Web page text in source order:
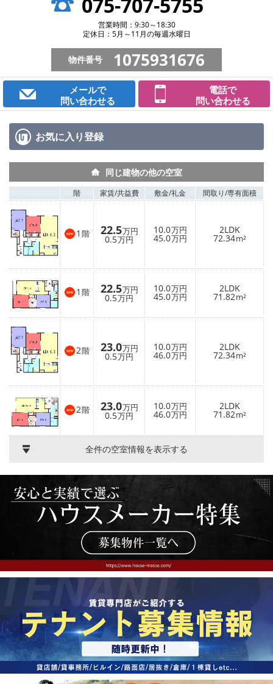
営業時間：9:30～18:30
定休日：5月～11月の毎週水曜日
物件番号 1075931676
メールで
問い合わせる
電話で
問い合わせる
お気に入り登録
同じ建物の他の空室
階 家賃/共益費 敷金/礼金 間取り/専有面積
1 階 22.5万円
0.5万円
10.0万円
45.0万円
2LDK
72.34m²
1 階 22.5万円
0.5万円
10.0万円
45.0万円
2LDK
71.82m²
2階 23.0万円
0.5万円
10.0万円
46.0万円
2LDK
72.34m²
2階 23.0万円
0.5万円
10.0万円
46.0万円
2LDK
71.82m²
全件の空室情報を表示する